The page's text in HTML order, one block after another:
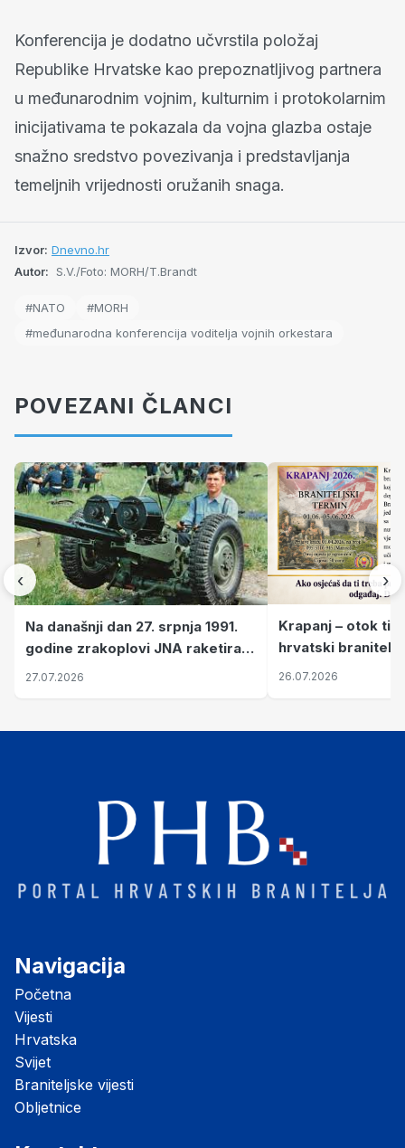
Konferencija je dodatno učvrstila položaj
Republike Hrvatske kao prepoznatljivog partnera
u međunarodnim vojnim, kulturnim i protokolarnim
inicijativama te pokazala da vojna glazba ostaje
snažno sredstvo povezivanja i predstavljanja
temeljnih vrijednosti oružanih snaga.
Izvor: Dnevno.hr
Autor: S.V./Foto: MORH/T.Brandt
#NATO
#MORH
#međunarodna konferencija voditelja vojnih orkestara
POVEZANI ČLANCI
‹
Na današnji dan 27. srpnja 1991.
godine zrakoplovi JNA raketirali
su vojarnu i obučni centar "Nikola
27.07.2026
Krapanj – otok
hrvatski branitelji
pronalaze mir
26.07.2026
›
Navigacija
Početna
Vijesti
Hrvatska
Svijet
Braniteljske vijesti
Obljetnice